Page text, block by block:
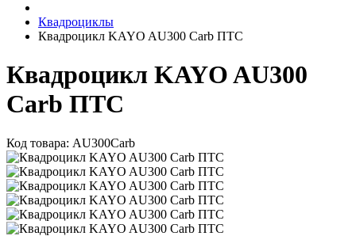
Квадроциклы
Квадроцикл KAYO AU300 Carb ПТС
Квадроцикл KAYO AU300
Carb ПТС
Код товара: AU300Carb